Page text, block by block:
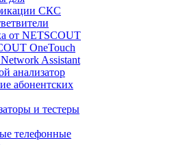
СКС
от NETSCOUT
OneTouch
Assistant
анализатор
абонентских
и тестеры
телефонные